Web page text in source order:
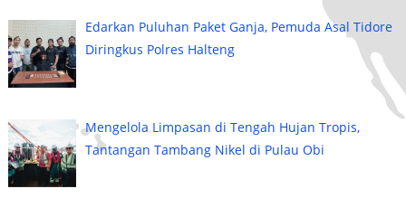
Edarkan Puluhan Paket Ganja, Pemuda Asal Tidore
Diringkus Polres Halteng
Mengelola Limpasan di Tengah Hujan Tropis,
Tantangan Tambang Nikel di Pulau Obi